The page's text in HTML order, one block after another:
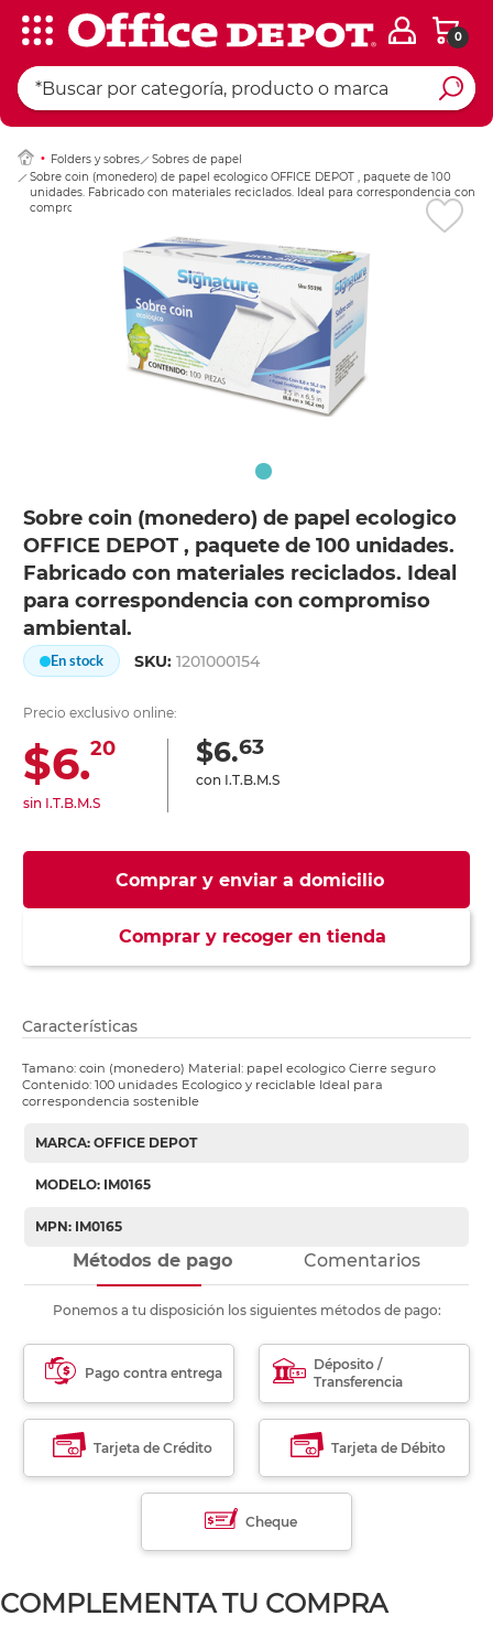
0
Folders y sobres
Sobres de papel
Sobre coin (monedero) de papel ecologico OFFICE DEPOT , paquete de 100
unidades. Fabricado con materiales reciclados. Ideal para correspondencia con
compromiso ambiental.
Sobre coin (monedero) de papel ecologico
OFFICE DEPOT , paquete de 100 unidades.
Fabricado con materiales reciclados. Ideal
para correspondencia con compromiso
ambiental.
En stock SKU:1201000154
Precio exclusivo online:
$6.20
sin I.T.B.M.S
$6.63
con I.T.B.M.S
Comprar y enviar a domicilio
Comprar y recoger en tienda
Ingresar Codigo
Características
Tamano: coin (monedero) Material: papel ecologico Cierre seguro
Contenido: 100 unidades Ecologico y reciclable Ideal para
correspondencia sostenible
MARCA: OFFICE DEPOT
MODELO: IM0165
MPN: IM0165
Métodos de pago Comentarios
Ponemos a tu disposición los siguientes métodos de pago:
Pago contra entrega
Déposito /
Transferencia
Tarjeta de Crédito Tarjeta de Débito
Cheque
COMPLEMENTA TU COMPRA